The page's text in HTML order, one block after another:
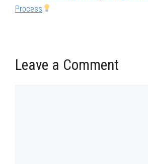
Process
Leave a Comment